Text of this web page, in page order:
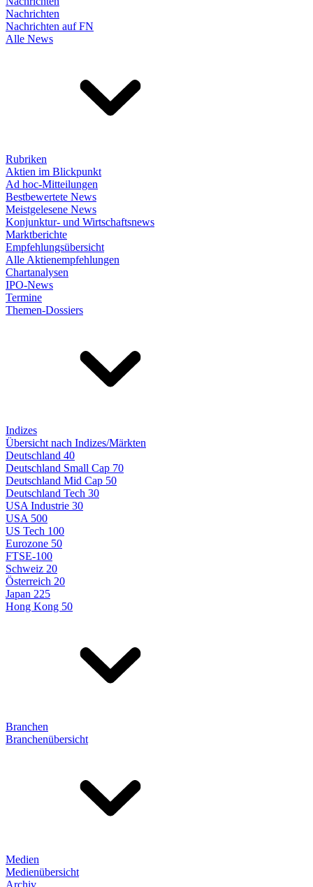
Nachrichten
Nachrichten auf FN
Alle News
Rubriken
Aktien im Blickpunkt
Ad hoc-Mitteilungen
Bestbewertete News
Meistgelesene News
Konjunktur- und Wirtschaftsnews
Marktberichte
Empfehlungsübersicht
Alle Aktienempfehlungen
Chartanalysen
IPO-News
Termine
Themen-Dossiers
Indizes
Übersicht nach Indizes/Märkten
Deutschland 40
Deutschland Small Cap 70
Deutschland Mid Cap 50
Deutschland Tech 30
USA Industrie 30
USA 500
US Tech 100
Eurozone 50
FTSE-100
Schweiz 20
Österreich 20
Japan 225
Hong Kong 50
Branchen
Branchenübersicht
Medien
Medienübersicht
Archiv